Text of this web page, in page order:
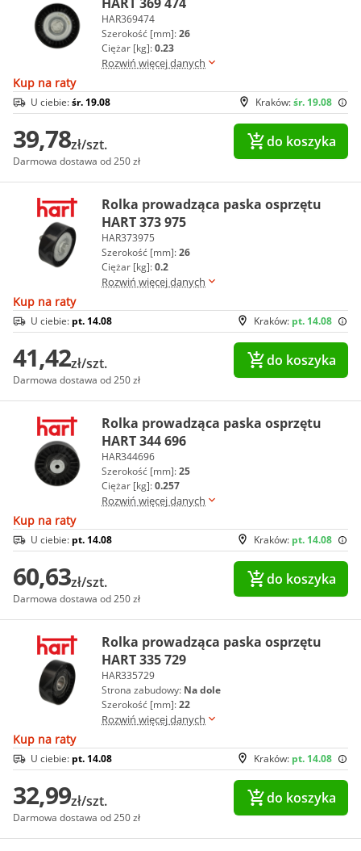
HAR369474
Szerokość [mm]:26
Ciężar [kg]:0.23
Rozwiń więcej danych
Kup na raty
Kraków:śr. 19.08
U ciebie:śr. 19.08
39,78zł/szt.
Darmowa dostawa od 250 zł
do koszyka
Rolka prowadząca paska osprzętu
HART 373 975
HAR373975
Szerokość [mm]:26
Ciężar [kg]:0.2
Rozwiń więcej danych
Kup na raty
Kraków: pt. 14.08
U ciebie: pt. 14.08
41,42zł/szt.
Darmowa dostawa od 250 zł
do koszyka
Rolka prowadząca paska osprzętu
HART 344 696
HAR344696
Szerokość [mm]:25
Ciężar [kg]:0.257
Rozwiń więcej danych
Kup na raty
Kraków: pt. 14.08
U ciebie: pt. 14.08
60,63zł/szt.
Darmowa dostawa od 250 zł
do koszyka
Rolka prowadząca paska osprzętu
HART 335 729
HAR335729
Strona zabudowy: Na dole
Szerokość [mm]:22
Rozwiń więcej danych
Kup na raty
Kraków: pt. 14.08
U ciebie: pt. 14.08
32,99zł/szt.
Darmowa dostawa od 250 zł
do koszyka